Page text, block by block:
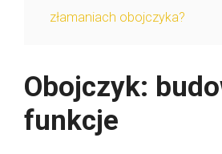
złamaniach obojczyka?
Obojczyk:
funkcje